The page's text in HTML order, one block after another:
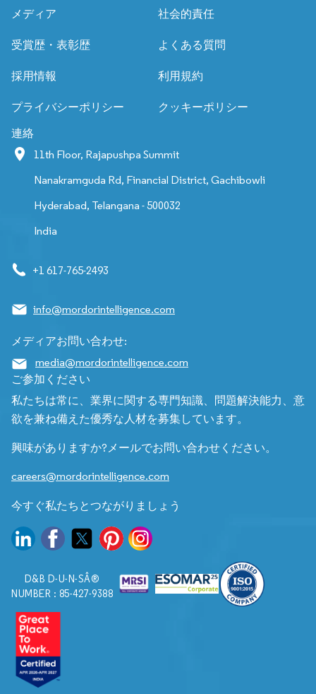
メディア 社会的責任
受賞歴・表彰歴 よくある質問
採用情報 利用規約
プライバシーポリシー クッキーポリシー
連絡
11th Floor, Rajapushpa Summit
Nanakramguda Rd, Financial District, Gachibowli
Hyderabad, Telangana - 500032
India
+1 617-765-2493
info@mordorintelligence.com
メディアお問い合わせ:
media@mordorintelligence.com
ご参加ください
私たちは常に、業界に関する専門知識、問題解決能力、意
欲を兼ね備えた優秀な人材を募集しています。
興味がありますか?メールでお問い合わせください。
careers@mordorintelligence.com
今すぐ私たちとつながりましょう
D&B D-U-N-SÂ®
NUMBER : 85-427-9388